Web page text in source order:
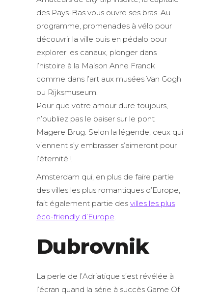
des Pays-Bas vous ouvre ses bras. Au
programme, promenades à vélo pour
découvrir la ville puis en pédalo pour
explorer les canaux, plonger dans
l’histoire à la Maison Anne Franck
comme dans l’art aux musées Van Gogh
ou Rijksmuseum.
Pour que votre amour dure toujours,
n’oubliez pas le baiser sur le pont
Magere Brug. Selon la légende, ceux qui
viennent s’y embrasser s’aimeront pour
l’éternité !
Amsterdam qui, en plus de faire partie
des villes les plus romantiques d’Europe,
fait également partie des villes les plus
éco-friendly d’Europe.
Dubrovnik
La perle de l’Adriatique s’est révélée à
l’écran quand la série à succès Game Of